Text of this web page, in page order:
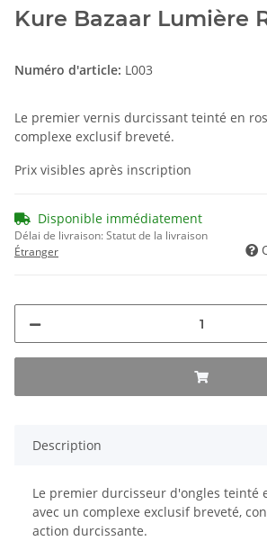
Kure Bazaar Lumière
Numéro d'article: L003
Le premier vernis durcissant teinté en
complexe exclusif breveté.
Prix visibles après inscription
Disponible immédiatement
Délai de livraison:Statut de la livraison
Étranger
Description
Le premier durcisseur d'ongles teinté
avec un complexe exclusif breveté,
action durcissante.